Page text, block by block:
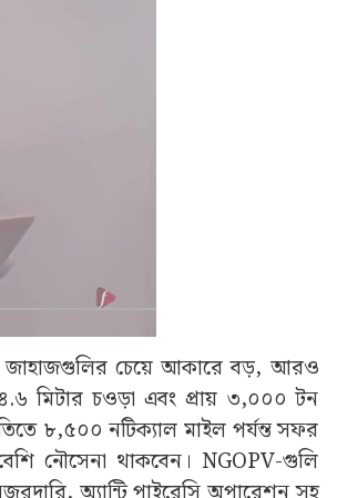
চেয়ে আকারে বড়, আরও
মিটার চওড়া এবং প্রায় ৩,০০০ টন
৮,৫০০ নটিক্যাল মাইল পর্যন্ত সফর
নৌসেনা থাকবেন। NGOPV-গুলি